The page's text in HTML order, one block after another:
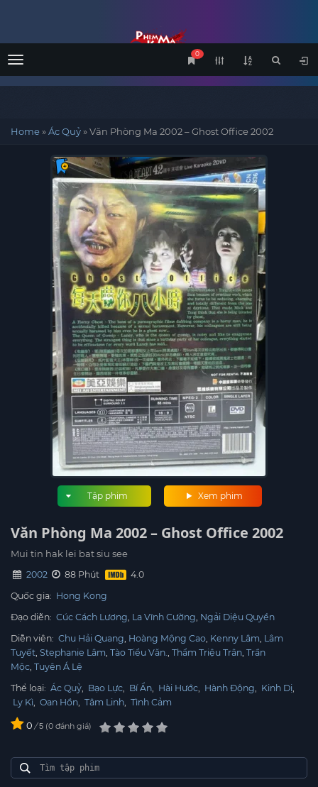
Menu
0
Home»Ác Quỷ»Văn Phòng Ma 2002 – Ghost Office 2002
Xem phim
Tập phim
Văn Phòng Ma 2002 – Ghost Office 2002
Mui tin hak lei bat siu see
2002
88 Phút
Quốc gia: Hong Kong
Đạo diễn: Cúc Cách Lương La Vĩnh Cường Ngải Diệu Quyền
Diễn viên: Chu Hải Quang Hoàng Mộng Cao Kenny Lâm Lâm
Tuyết Stephanie Lâm Tào Tiểu Văn. Thẩm Triệu Trân Trần
Mộc Tuyên Á Lệ
Thể loại: Ác Quỷ, Bạo Lực, Bí Ẩn, Hài Hước, Hành Động, Kinh Dị,
Ly Kì, Oan Hồn, Tâm Linh, Tình Cảm
0 / 5 0 đánh giá